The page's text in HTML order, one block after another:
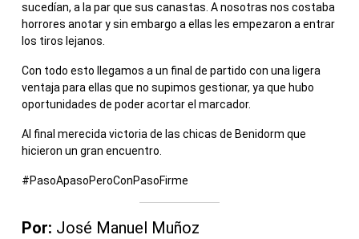
sucedían, a la par que sus canastas. A nosotras nos costaba
horrores anotar y sin embargo a ellas les empezaron a entrar
los tiros lejanos.
Con todo esto llegamos a un final de partido con una ligera
ventaja para ellas que no supimos gestionar, ya que hubo
oportunidades de poder acortar el marcador.
Al final merecida victoria de las chicas de Benidorm que
hicieron un gran encuentro.
#PasoApasoPeroConPasoFirme
Por: José Manuel Muñoz